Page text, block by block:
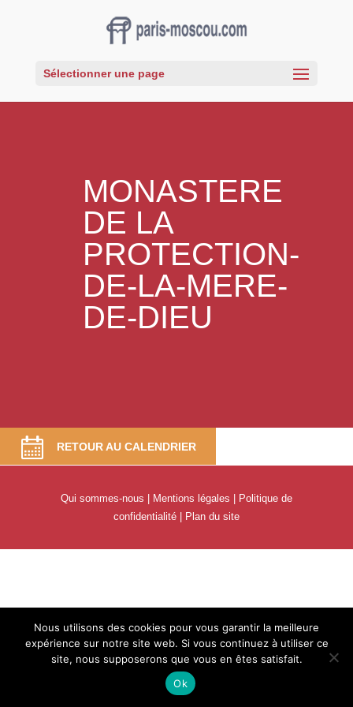
Sélectionner une page
MONASTERE
DE LA
PROTECTION-
DE-LA-MERE-
DE-DIEU
RETOUR AU CALENDRIER
Qui sommes-nous Mentions légales
Politique de
confidentialité| Plan du site
Nous utilisons des cookies pour vous garantir la meilleure
expérience sur notre site web. Si vous continuez à utiliser ce
site, nous supposerons que vous en êtes satisfait.
Ok